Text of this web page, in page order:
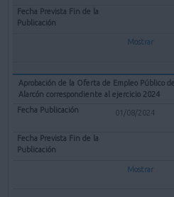
Mostrar
Aprobación de la Oferta de Empleo Público
Alarcón correspondiente al ejercicio 2024
01/08/2024
Mostrar